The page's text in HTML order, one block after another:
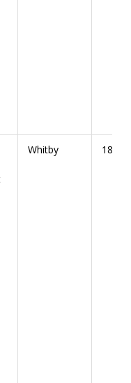
détaillés pour
Whitby 1876